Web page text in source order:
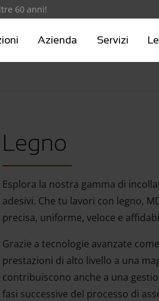
60 anni!
Azienda Servizi
Legno
Esplora la nostra gamma di
adesivi. Che tu lavori con legno,
precisa, uniforme, veloce e
Grazie a tecnologie avanzate
prestazioni di alto livello a una
contribuiscono anche a una
fasi successive del processo di